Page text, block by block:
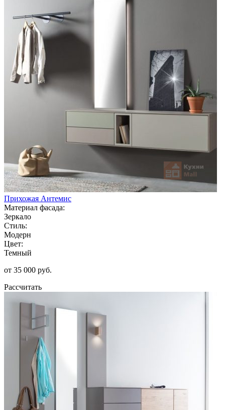
Прихожая Антемис
Материал фасада:
Зеркало
Стиль:
Модерн
Цвет:
Темный
от 35 000 руб.
Рассчитать